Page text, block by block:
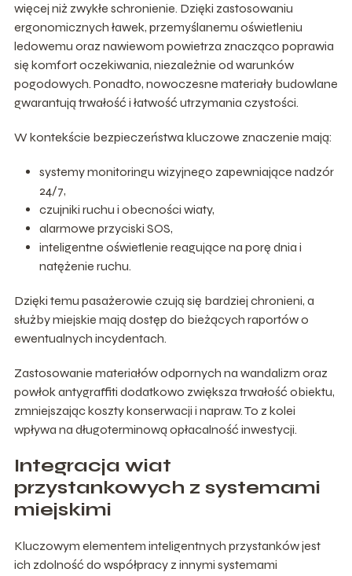
więcej niż zwykłe schronienie. Dzięki zastosowaniu
ergonomicznych ławek, przemyślanemu oświetleniu
ledowemu oraz nawiewom powietrza znacząco poprawia
się komfort oczekiwania, niezależnie od warunków
pogodowych. Ponadto, nowoczesne materiały budowlane
gwarantują trwałość i łatwość utrzymania czystości.
W kontekście bezpieczeństwa kluczowe znaczenie mają:
systemy monitoringu wizyjnego zapewniające nadzór
24/7,
czujniki ruchu i obecności wiaty,
alarmowe przyciski SOS,
inteligentne oświetlenie reagujące na porę dnia i
natężenie ruchu.
Dzięki temu pasażerowie czują się bardziej chronieni, a
służby miejskie mają dostęp do bieżących raportów o
ewentualnych incydentach.
Zastosowanie materiałów odpornych na wandalizm oraz
powłok antygraffiti dodatkowo zwiększa trwałość obiektu,
zmniejszając koszty konserwacji i napraw. To z kolei
wpływa na długoterminową opłacalność inwestycji.
Integracja wiat
przystankowych z systemami
miejskimi
Kluczowym elementem inteligentnych przystanków jest
ich zdolność do współpracy z innymi systemami